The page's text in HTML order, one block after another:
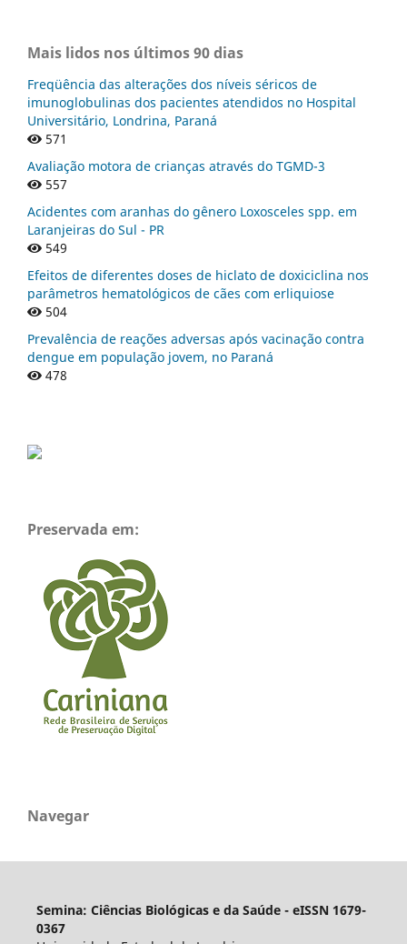
Mais lidos nos últimos 90 dias
Freqüência das alterações dos níveis séricos de
imunoglobulinas dos pacientes atendidos no Hospital
Universitário, Londrina, Paraná
571
Avaliação motora de crianças através do TGMD-3
557
Acidentes com aranhas do gênero Loxosceles spp. em
Laranjeiras do Sul - PR
549
Efeitos de diferentes doses de hiclato de doxiciclina nos
parâmetros hematológicos de cães com erliquiose
504
Prevalência de reações adversas após vacinação contra
dengue em população jovem, no Paraná
478
Preservada em:
Navegar
Semina: Ciências Biológicas e da Saúde - eISSN 1679-
0367